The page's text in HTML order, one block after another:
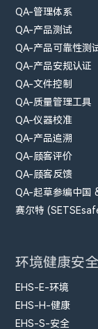
QA-管理体系
QA-产品测试
QA-产品可靠性测
QA-产品安规认证
QA-文件控制
QA-质量管理工具
QA-仪器校准
QA-产品追溯
QA-顾客评价
QA-顾客反馈
QA-起草参编中国
赛尔特
环境健康安
EHS-E-环境
EHS-H-健康
EHS-S-安全